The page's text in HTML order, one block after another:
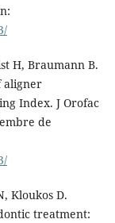
H, Braumann B.
aligner
Index. J Orofac
de
Kloukos D.
treatment: